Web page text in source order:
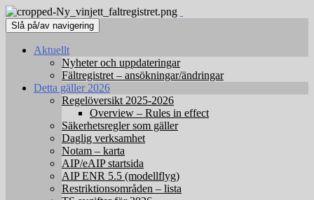
Slå på/av navigering
Aktuellt
Nyheter och uppdateringar
Fältregistret – ansökningar/ändringar
Detta gäller 2026
Regelöversikt 2025-2026
Overview – Rules in effect
Säkerhetsregler som gäller
Daglig verksamhet
Notam – karta
AIP/eAIP startsida
AIP ENR 5.5 (modellflyg)
Restriktionsområden – lista